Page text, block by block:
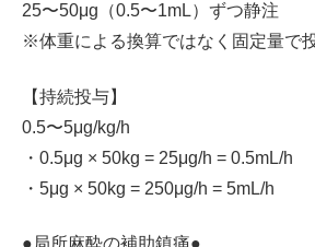
25〜50μg（0.5〜1mL）ずつ静注
※体重による換算ではなく固定量で
【持続投与】
0.5〜5μg/kg/h
・0.5μg × 50kg = 25μg/h = 0.5mL/h
・5μg × 50kg = 250μg/h = 5mL/h
●局所麻酔の補助鎮痛●